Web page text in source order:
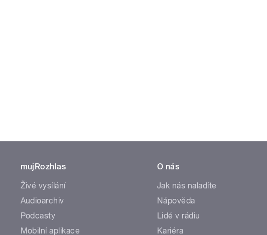
mujRozhlas
Živé vysílání
Audioarchiv
Podcasty
Mobilní aplikace
O nás
Jak nás naladíte
Nápověda
Lidé v rádiu
Kariéra